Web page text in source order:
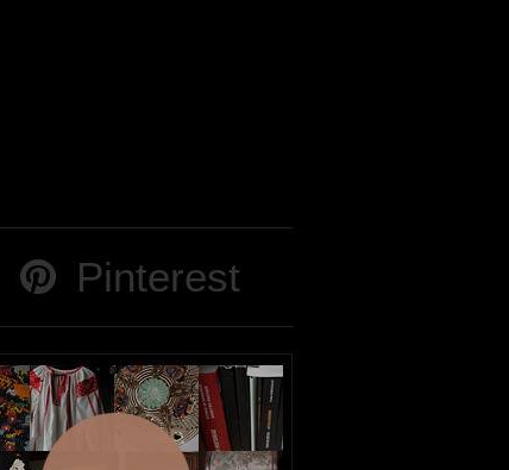
Pinterest